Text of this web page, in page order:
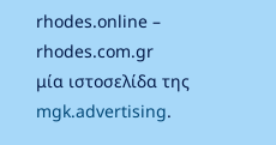
rhodes.online –
rhodes.com.gr
μία ιστοσελίδα της
mgk.advertising.